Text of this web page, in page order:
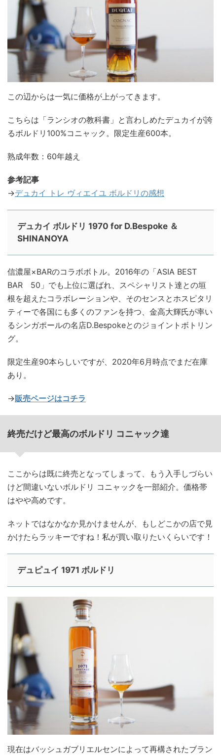
この辺からは一気に価格が上がってきます。
こちらは「ランシオの教科書」と言わしめたデュカイが誇
るボルドリ100%コニャック。限定生産600本。
熟成年数：60年越え
参考記事
→デュカイ トレ ヴィエイユ ボルドリの感想
デュカイ ボルドリ 1970 for D.Bespoke ＆
SHINANOYA
信濃屋×BARのコラボボトル。2016年の「ASIA BEST
BAR 50」でも上位に選ばれ、スペシャリスト達との垣
根を超えたコラボレーションや、そのセンスとホスピタリ
ティーで各国にも多くのファンを持つ、金高大輝氏が率い
るシンガポールの名店D.Bespokeとのジョイントボトリン
グ。
限定生産90本らしいですが、2020年6月時点でまだ在庫
あり。
→販売ページはコチラ
終売だけど最高のボルドリ コニャック達
ここからは既に終売となってしまって、もう入手しづらい
けど間違いないボルドリ コニャックを一部紹介。価格帯
はやや高めです。
ネットではなかなか見かけませんが、もしどこかの店で見
かけたらラッキーですね！私が買い取りたいくらいです！
デュピュイ 1971 ボルドリ
現在はバッシュガブリエルセンによって再構されたブラン